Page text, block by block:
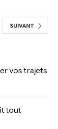
SUIVANT
vos trajets
tout